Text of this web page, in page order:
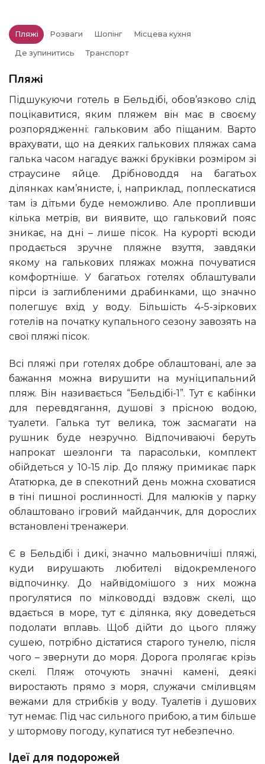
Пляжі Розваги Шопінг Місцева кухня
Де зупинитись Транспорт
Пляжі
Підшукуючи готель в Бельдібі, обов’язково слід
поцікавитися, яким пляжем він має в своєму
розпорядженні: гальковим або піщаним. Варто
врахувати, що на деяких галькових пляжах сама
галька часом нагадує важкі бруківки розміром зі
страусине яйце. Дрібноводдя на багатьох
ділянках кам’янисте, і, наприклад, поплескатися
там із дітьми буде неможливо. Але пропливши
кілька метрів, ви виявите, що гальковий пояс
зникає, на дні – лише пісок. На курорті всюди
продається зручне пляжне взуття, завдяки
якому на галькових пляжах можна почуватися
комфортніше. У багатьох готелях облаштували
пірси із заглибленими драбинками, що значно
полегшує вхід у воду. Більшість 4-5-зіркових
готелів на початку купального сезону завозять на
свої пляжі пісок.
Всі пляжі при готелях добре облаштовані, але за
бажання можна вирушити на муніципальний
пляж. Він називається “Бельдібі-1”. Тут є кабінки
для перевдягання, душові з прісною водою,
туалети. Галька тут велика, тож засмагати на
рушник буде незручно. Відпочиваючі беруть
напрокат шезлонги та парасольки, комплект
обійдеться у 10-15 лір. До пляжу примикає парк
Ататюрка, де в спекотний день можна сховатися
в тіні пишної рослинності. Для малюків у парку
облаштовано ігровий майданчик, для дорослих
встановлені тренажери.
Є в Бельдібі і дикі, значно мальовничіші пляжі,
куди вирушають любителі відокремленого
відпочинку. До найвідомішого з них можна
прогулятися по мілководді вздовж скелі, що
вдається в море, тут є ділянка, яку доведеться
подолати вплавь. Щоб дійти до цього пляжу
сушею, потрібно дістатися старого тунелю, після
чого – звернути до моря. Дорога пролягає крізь
скелі. Пляж оточують значні камені, деякі
виростають прямо з моря, служачи сміливцям
вежами для стрибків у воду. Туалетів і душових
тут немає. Під час сильного прибою, а тим більше
у штормову погоду, купатися тут небезпечно.
Ідеї для подорожей